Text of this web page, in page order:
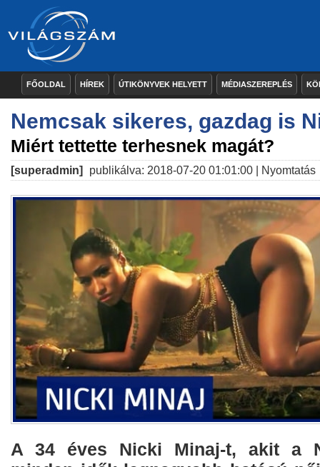
FŐOLDAL HÍREK ÚTIKÖNYVEK HELYETT MÉDIASZEREPLÉS
Nemcsak sikeres, gazdag is
Miért tettette terhesnek magát?
[superadmin] publikálva: 2018-07-20 01:01:00 | Nyomtatás
A 34 éves Nicki Minaj-t, akit a